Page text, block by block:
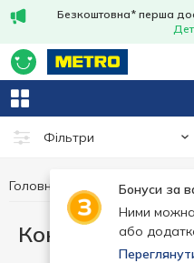
Безкоштовна* перша
Фільтри
Бонуси за
Ними можна
або
Головна Консерви
Консерви